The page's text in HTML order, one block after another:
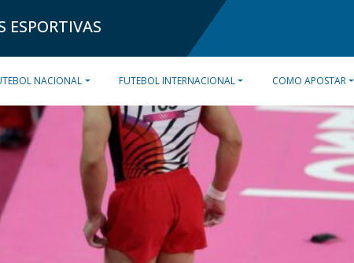
ESPORTIVAS
NACIONAL FUTEBOL INTERNACIONAL COMO APOSTAR